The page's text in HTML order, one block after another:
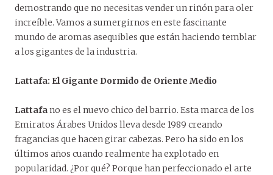
demostrando que no necesitas vender un riñón para oler
increíble. Vamos a sumergirnos en este fascinante
mundo de aromas asequibles que están haciendo temblar
a los gigantes de la industria.
Lattafa: El Gigante Dormido de Oriente Medio
Lattafano es el nuevo chico del barrio. Esta marca de los
Emiratos Árabes Unidos lleva desde 1989 creando
fragancias que hacen girar cabezas. Pero ha sido en los
últimos años cuando realmente ha explotado en
popularidad. ¿Por qué? Porque han perfeccionado el arte